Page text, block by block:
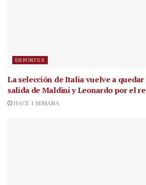
DEPORTES
La selección de Italia vuelve a
salida de Maldini y Leonardo por el
HACE 1 SEMANA